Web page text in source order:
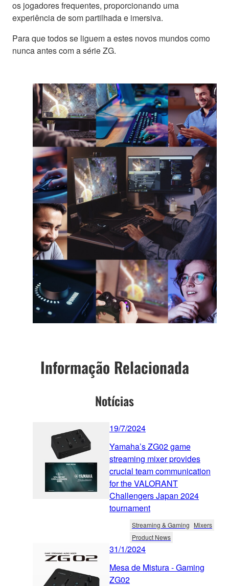
os jogadores frequentes, proporcionando uma
experiência de som partilhada e imersiva.
Para que todos se liguem a estes novos mundos como
nunca antes com a série ZG.
Informação Relacionada
Notícias
19/7/2024
Yamaha’s ZG02 game
streaming mixer provides
crucial team communication
for the VALORANT
Challengers Japan 2024
tournament
Streaming & Gaming Mixers
Product News
31/1/2024
Mesa de Mistura - Gaming
ZG02